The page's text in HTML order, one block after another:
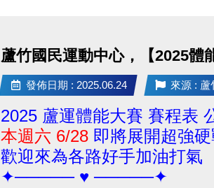
蘆竹國民運動中心，【2025體
發佈日期 : 2025.06.24 來源 : 蘆
2025 蘆運體能大賽 賽程表
本週六 6/28 即將展開超強
歡迎來為各路好手加油打氣
✦───── ♥ ─────✦